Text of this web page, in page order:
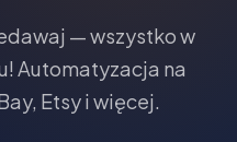
— wszystko w
Automatyzacja na
Etsy i więcej.